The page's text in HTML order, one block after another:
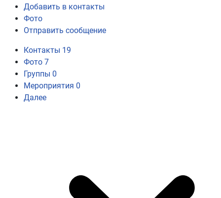
Добавить в контакты
Фото
Отправить сообщение
Контакты 19
Фото 7
Группы 0
Мероприятия 0
Далее